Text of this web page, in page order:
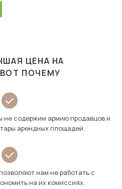
ЦЕНА НА
ПОЧЕМУ
не содержим армию продавцов и
арендных площадей.
нам не работать с
на их комиссиях.